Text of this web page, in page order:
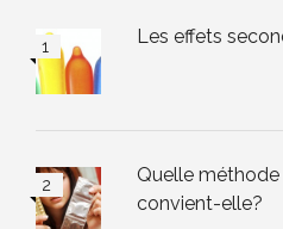
Les effets
Quelle
convient-elle?